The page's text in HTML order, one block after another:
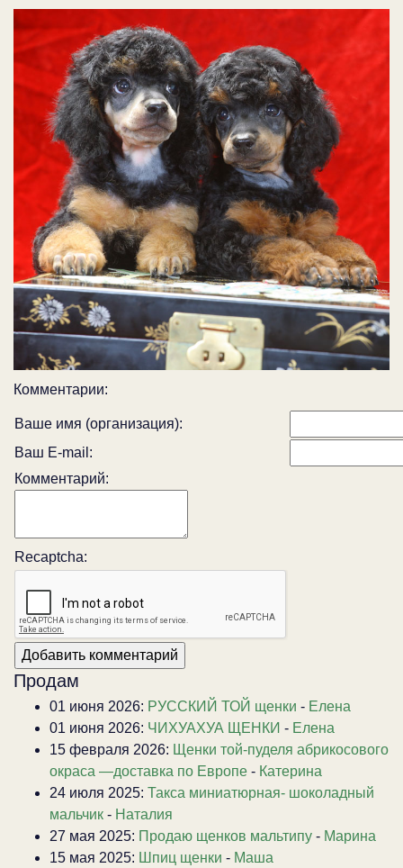
Комментарии:
Ваше имя (организация):
Ваш E-mail:
Комментарий:
Recaptcha:
Продам
01 июня 2026: РУССКИЙ ТОЙ щенки - Елена
01 июня 2026: ЧИХУАХУА ЩЕНКИ - Елена
15 февраля 2026: Щенки той-пуделя абрикосового
окраса —доставка по Европе - Катерина
24 июля 2025: Такса миниатюрная- шоколадный
мальчик - Наталия
27 мая 2025: Продаю щенков мальтипу - Марина
15 мая 2025: Шпиц щенки - Маша